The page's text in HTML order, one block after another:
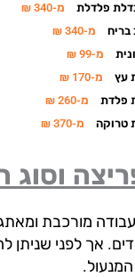
מ-340 ₪
מ-340 ₪
מ-99 ₪
מ-170 ₪
מ-260 ₪
מ-370 ₪
וסוג
מורכבת
אך לפני שניתן